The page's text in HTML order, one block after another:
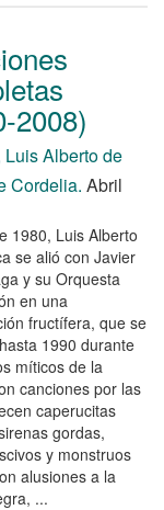
2008)
Alberto de
Cordelia. Abril
1980, Luis Alberto
se alió con Javier
y su Orquesta
en una
fructífera, que se
1990 durante
míticos de la
canciones por las
caperucitas
gordas,
y monstruos
alusiones a la
...